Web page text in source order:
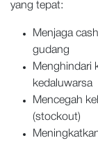
yang tepat:
Menjaga
gudang
Menghindari
kedaluwarsa
Mencegah
(stockout)